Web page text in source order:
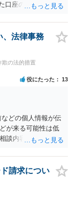
口座の資金は引き
口座に入ったお金
ッシュカードを持
とはあなたしかで
アプリ上で第三者
の口座であるか
思います。 その上
あれば、第三者に
す。第三者に送金
先に返金を求める
か。
、法律事務
欺の法的措置
役にたった 13
どの個人情報が伝
が来る可能性は低
談内容を踏まえま
請求につい